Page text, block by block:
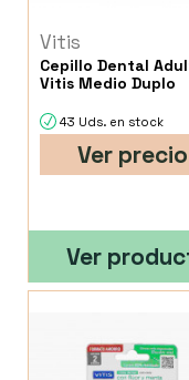
Vitis
Cepillo Dental
Vitis Medio Duplo
43 Uds. en stock
Ver precio
Ver